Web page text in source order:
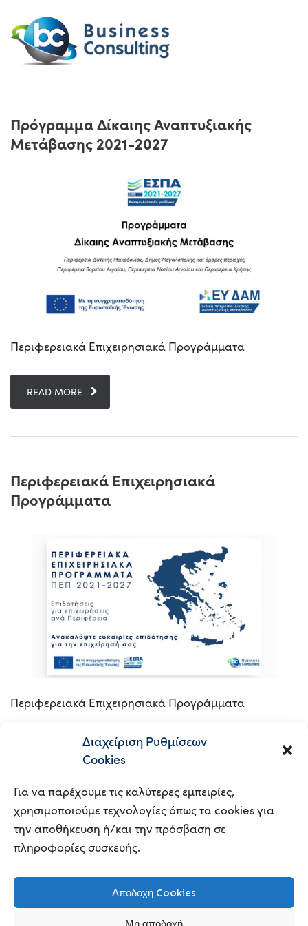
Διαχείριση Ρυθμίσεων
Cookies
Για να παρέχουμε τις καλύτερες εμπειρίες,
χρησιμοποιούμε τεχνολογίες όπως τα cookies για
την αποθήκευση ή/και την πρόσβαση σε
πληροφορίες συσκευής.
Αποδοχή Cookies
Πρόγραμμα Δίκαιης Αναπτυξιακής
Μετάβασης 2021-2027
Περιφερειακά Επιχειρησιακά Προγράμματα
READ MORE
Περιφερειακά Επιχειρησιακά
Προγράμματα
Περιφερειακά Επιχειρησιακά Προγράμματα
© 2023BUSINESS CONSULTING |POWERED BY
CLOUDHAZ|ΠΟΛΙΤΙΚΗ ΑΠΟΡΡΗΤΟΥ